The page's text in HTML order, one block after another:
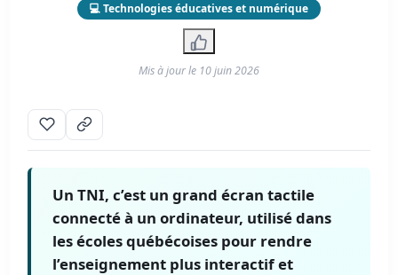
💻 Technologies éducatives et numérique
Mis à jour le 10 juin 2026
Un TNI, c’est un grand écran tactile
connecté à un ordinateur, utilisé dans
les écoles québécoises pour rendre
l’enseignement plus interactif et